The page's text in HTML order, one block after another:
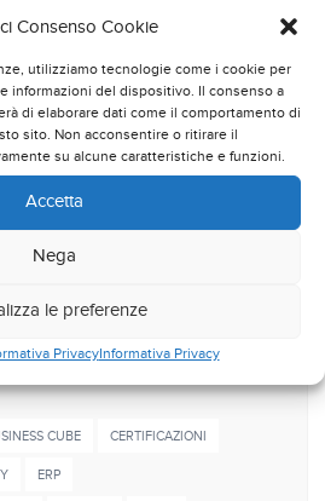
Consenso Cookie
utilizziamo tecnologie come i cookie per
informazioni del dispositivo. Il consenso a
di elaborare dati come il comportamento di
sito. Non acconsentire o ritirare il
su alcune caratteristiche e funzioni.
Accetta
Nega
le preferenze
PrivacyInformativa Privacy
CUBE CERTIFICAZIONI
ERP